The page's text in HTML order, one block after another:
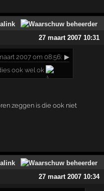
27 maart 2007 10:31
2007 om 08:56: ▶
ook wel ok
zeggen is die ook niet
27 maart 2007 10:34